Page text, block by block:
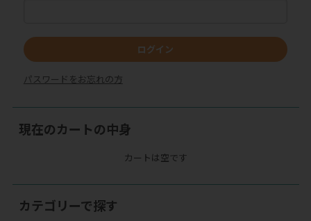
ログイン
パスワードをお忘れの方
現在のカートの中身
カートは空です
カテゴリーで探す